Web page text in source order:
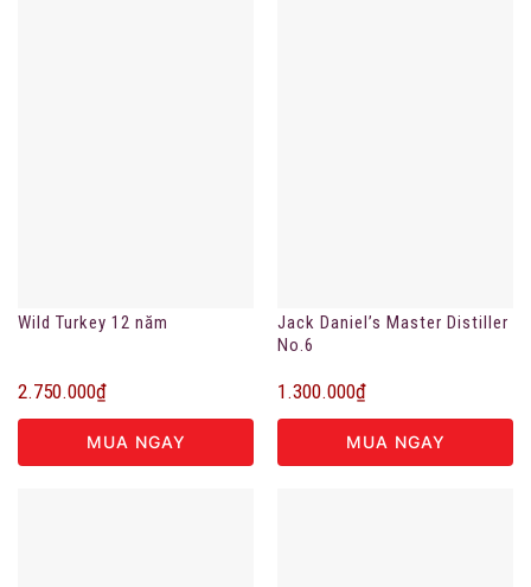
Wild Turkey 12 năm
2.750.000₫
MUA NGAY
Jack Daniel’s Master Distiller
No.6
1.300.000₫
MUA NGAY